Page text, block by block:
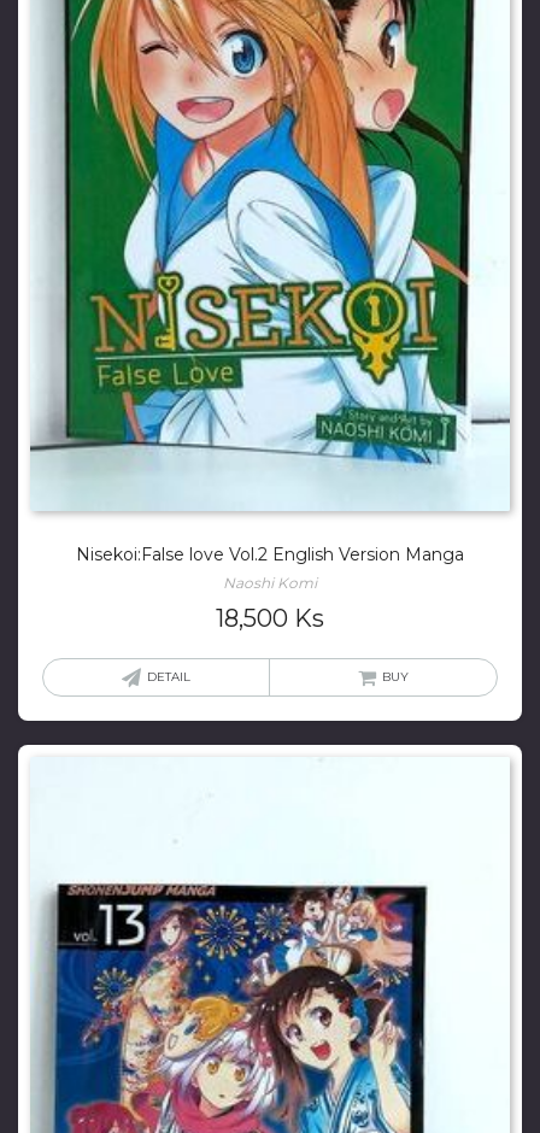
Nisekoi:False love Vol.2 English Version Manga
Naoshi Komi
18,500 Ks
DETAIL BUY